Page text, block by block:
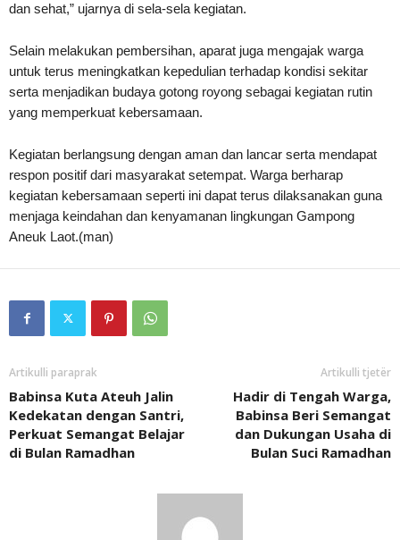
dan sehat,” ujarnya di sela-sela kegiatan.
Selain melakukan pembersihan, aparat juga mengajak warga
untuk terus meningkatkan kepedulian terhadap kondisi sekitar
serta menjadikan budaya gotong royong sebagai kegiatan rutin
yang memperkuat kebersamaan.
Kegiatan berlangsung dengan aman dan lancar serta mendapat
respon positif dari masyarakat setempat. Warga berharap
kegiatan kebersamaan seperti ini dapat terus dilaksanakan guna
menjaga keindahan dan kenyamanan lingkungan Gampong
Aneuk Laot.(man)
Artikulli paraprak
Babinsa Kuta Ateuh Jalin
Kedekatan dengan Santri,
Perkuat Semangat Belajar
di Bulan Ramadhan
Artikulli tjetër
Hadir di Tengah Warga,
Babinsa Beri Semangat
dan Dukungan Usaha di
Bulan Suci Ramadhan